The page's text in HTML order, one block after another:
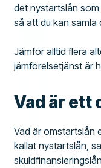
det nystartslån
så att du kan samla
Jämför alltid flera
jämförelsetjänst är
Vad är ett
Vad är omstartslån
kallat nystartslån,